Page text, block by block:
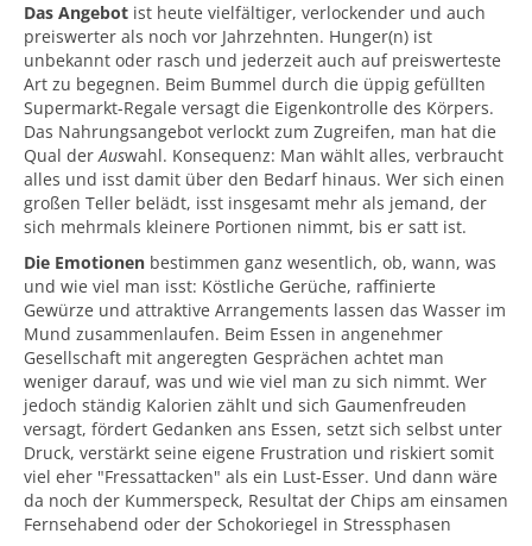
Das Angebot ist heute vielfältiger, verlockender und auch
preiswerter als noch vor Jahrzehnten. Hunger(n) ist
unbekannt oder rasch und jederzeit auch auf preiswerteste
Art zu begegnen. Beim Bummel durch die üppig gefüllten
Supermarkt-Regale versagt die Eigenkontrolle des Körpers.
Das Nahrungsangebot verlockt zum Zugreifen, man hat die
Qual derAuswahl. Konsequenz: Man wählt alles, verbraucht
alles und isst damit über den Bedarf hinaus. Wer sich einen
großen Teller belädt, isst insgesamt mehr als jemand, der
sich mehrmals kleinere Portionen nimmt, bis er satt ist.
Die Emotionen bestimmen ganz wesentlich, ob, wann, was
und wie viel man isst: Köstliche Gerüche, raffinierte
Gewürze und attraktive Arrangements lassen das Wasser im
Mund zusammenlaufen. Beim Essen in angenehmer
Gesellschaft mit angeregten Gesprächen achtet man
weniger darauf, was und wie viel man zu sich nimmt. Wer
jedoch ständig Kalorien zählt und sich Gaumenfreuden
versagt, fördert Gedanken ans Essen, setzt sich selbst unter
Druck, verstärkt seine eigene Frustration und riskiert somit
viel eher "Fressattacken" als ein Lust-Esser. Und dann wäre
da noch der Kummerspeck, Resultat der Chips am einsamen
Fernsehabend oder der Schokoriegel in Stressphasen